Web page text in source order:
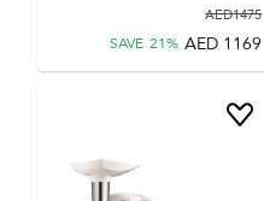
1475
AED
1169
AED
SAVE 21%